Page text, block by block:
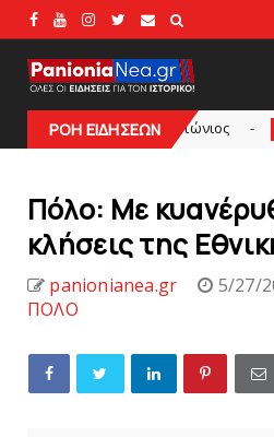
ΡΟΗ ΕΙΔΗΣΕΩΝ
- Πανιώνιος slide
Πόλo: Με
κλήσεις της
panionianea.gr
5/27/
ΠΟΛΟ